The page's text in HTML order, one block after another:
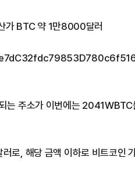
가 BTC 약 1만8000달러
는 주소가 이번에는 2041WBTC
로, 해당 금액 이하로 비트코인